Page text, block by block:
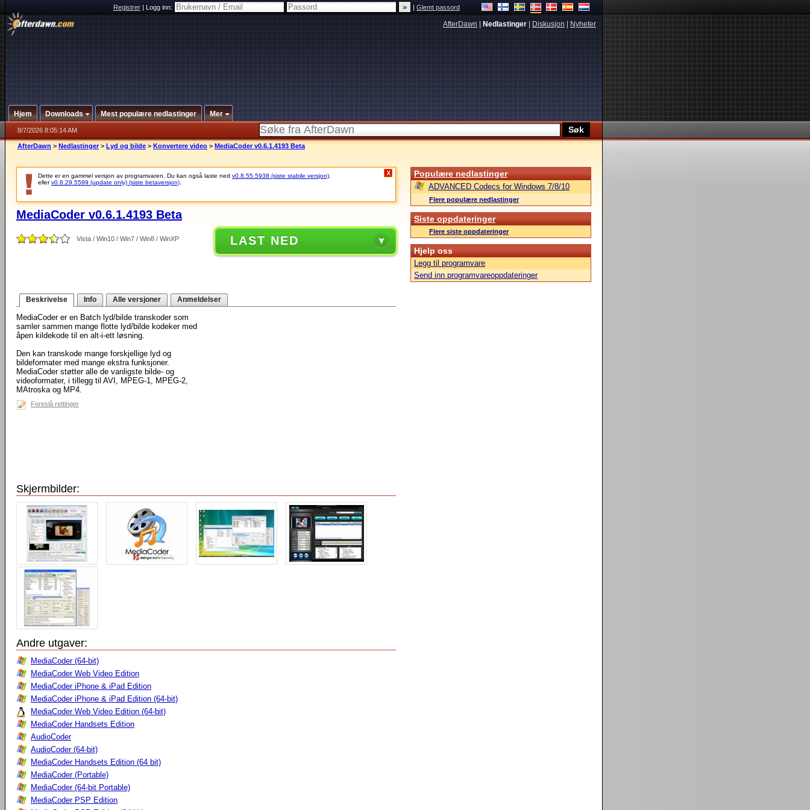
Registrer|Logg inn: |Glemt passord
AfterDawn Nedlastinger Diskusjon Nyheter
Hjem Downloads Mest populære nedlastinger Mer
8/7/2026 8:05:14 AM
AfterDawn > Nedlastinger > Lyd og bilde > Konvertere video > MediaCoder v0.6.1.4193 Beta
Dette er en gammel versjon av programvaren. Du kan også laste ned v0.8.55.5938 (siste stabile versjon)
ellerv0.8.29.5599 (update only) (siste betaversjon)
X
MediaCoder v0.6.1.4193 Beta
Vista / Win10 / Win7 / Win8 / WinXP LAST NED
Beskrivelse Info Alle versjoner Anmeldelser
MediaCoder er en Batch lyd/bilde transkoder som
samler sammen mange flotte lyd/bilde kodeker med
åpen kildekode til en alt-i-ett løsning.
Den kan transkode mange forskjellige lyd og
bildeformater med mange ekstra funksjoner.
MediaCoder støtter alle de vanligste bilde- og
videoformater, i tillegg til AVI, MPEG-1, MPEG-2,
MAtroska og MP4.
Foreslå rettinger
Skjermbilder:
Andre utgaver:
MediaCoder (64-bit)
MediaCoder Web Video Edition
MediaCoder iPhone & iPad Edition
MediaCoder iPhone & iPad Edition (64-bit)
MediaCoder Web Video Edition (64-bit)
MediaCoder Handsets Edition
AudioCoder
AudioCoder (64-bit)
MediaCoder Handsets Edition (64 bit)
MediaCoder (Portable)
MediaCoder (64-bit Portable)
MediaCoder PSP Edition
Populære nedlastinger
ADVANCED Codecs for Windows 7/8/10
Flere populære nedlastinger
Siste oppdateringer
Flere siste oppdateringer
Hjelp oss
Legg til programvare
Send inn programvareoppdateringer